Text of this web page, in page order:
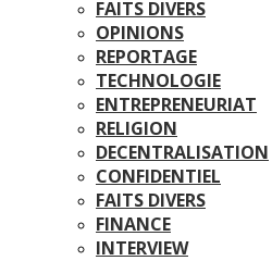
FAITS DIVERS
OPINIONS
REPORTAGE
TECHNOLOGIE
ENTREPRENEURIAT
RELIGION
DECENTRALISATION
CONFIDENTIEL
FAITS DIVERS
FINANCE
INTERVIEW